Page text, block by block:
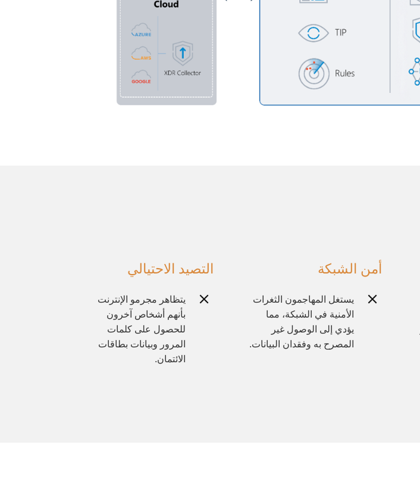
التصيد الاحتيالي
يتظاهر مجرمو الإنترنت
بأنهم أشخاص آخرون
للحصول على كلمات
المرور وبيانات بطاقات
الائتمان.
أمن الشبكة
يستغل المهاجمون الثغرات
الأمنية في الشبكة، مما
يؤدي إلى الوصول غير
المصرح به وفقدان البيانات.